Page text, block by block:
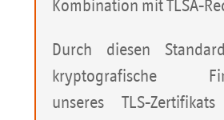
Kombination mit TLSA-
Durch diesen
kryptografische
unseres TLS-